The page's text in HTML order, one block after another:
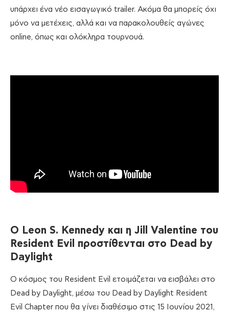
υπάρχει ένα νέο εισαγωγικό trailer. Ακόμα θα μπορείς όχι
μόνο να μετέχεις, αλλά και να παρακολουθείς αγώνες
online, όπως και ολόκληρα τουρνουά.
Ο Leon S. Kennedy και η Jill Valentine του
Resident Evil προστίθενται στο Dead by
Daylight
Ο κόσμος του Resident Evil ετοιμάζεται να εισβάλει στο
Dead by Daylight, μέσω του Dead by Daylight Resident
Evil Chapter που θα γίνει διαθέσιμο στις 15 Ιουνίου 2021,